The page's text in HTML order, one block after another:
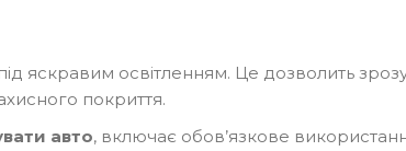
яскравим освітленням. Це дозволить
покриття.
авто, включає обов’язкове